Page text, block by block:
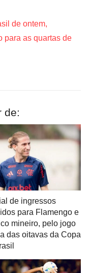
de ontem,
para as quartas de
de:
de ingressos
para Flamengo e
mineiro, pelo jogo
das oitavas da Copa